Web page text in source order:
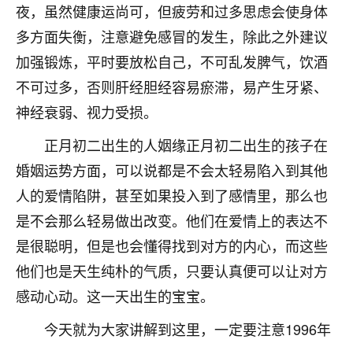
夜，虽然健康运尚可，但疲劳和过多思虑会使身体
多方面失衡，注意避免感冒的发生，除此之外建议
加强锻炼，平时要放松自己，不可乱发脾气，饮酒
不可过多，否则肝经胆经容易瘀滞，易产生牙紧、
神经衰弱、视力受损。
正月初二出生的人姻缘正月初二出生的孩子在
婚姻运势方面，可以说都是不会太轻易陷入到其他
人的爱情陷阱，甚至如果投入到了感情里，那么也
是不会那么轻易做出改变。他们在爱情上的表达不
是很聪明，但是也会懂得找到对方的内心，而这些
他们也是天生纯朴的气质，只要认真便可以让对方
感动心动。这一天出生的宝宝。
今天就为大家讲解到这里，一定要注意1996年
Jessica李
老师做不做超度法事？我想给我奶奶做超度，她今年
刚去世了。
七零老顽童：我母亲前年离世，刚开始我经常
做梦梦见她，后来也是朋友介绍，找到慧来老
师，安排了超度法事，做梦再也没有梦到过
了，一开始是半信半疑的，图个心安，给亡母
超度，现在看来，人不信也不行。
2天前 来自云南 11
优秀的张同学
老师收徒吗？？我对这些很感兴趣
2天前 来自山西